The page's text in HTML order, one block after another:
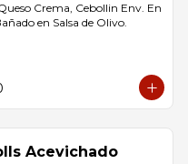
Crema, Cebollin Env. En
en Salsa de Olivo.
Acevichado